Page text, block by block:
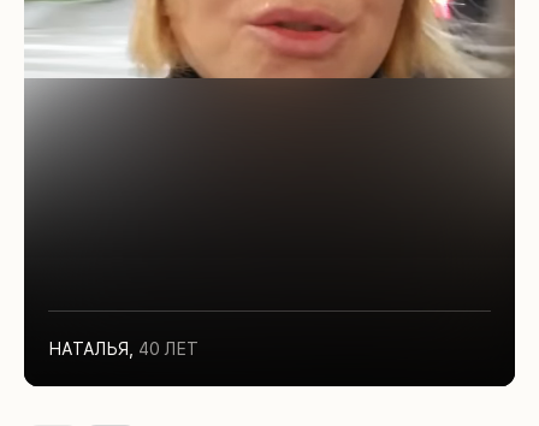
НАТАЛЬЯ 40 ЛЕТ